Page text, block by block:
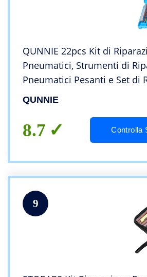
QUNNIE 22pcs Kit di
Pneumatici, Strumenti di
Pneumatici Pesanti e Set di
Pneumatici per Auto, Moto,
Trattore, Camper, SUV, Jeep,
QUNNIE
8.7 Controlla
9